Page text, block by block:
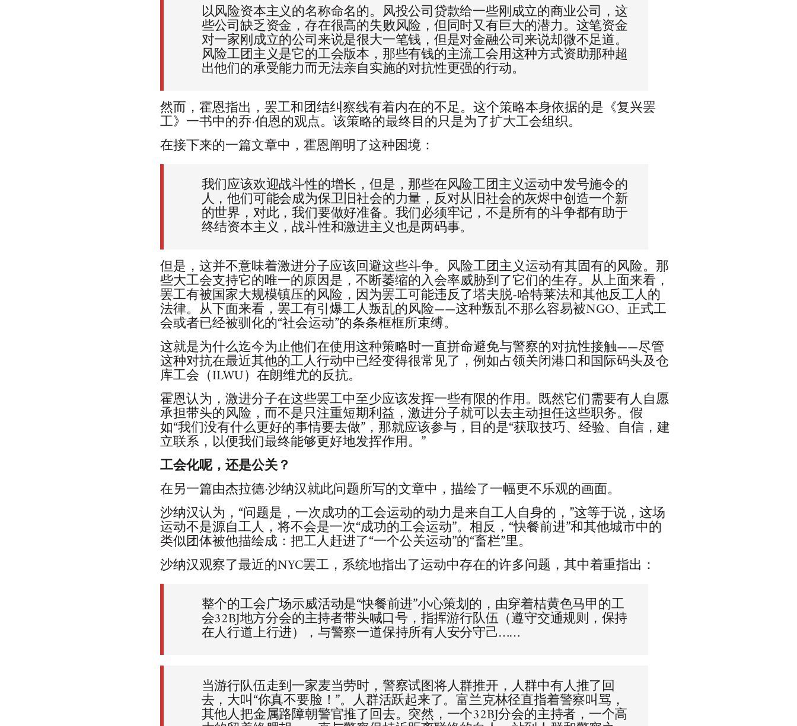
以风险资本主义的名称命名的。风投公司贷款给一些刚成立的商业公司，这
些公司缺乏资金，存在很高的失败风险，但同时又有巨大的潜力。这笔资金
对一家刚成立的公司来说是很大一笔钱，但是对金融公司来说却微不足道。
风险工团主义是它的工会版本，那些有钱的主流工会用这种方式资助那种超
出他们的承受能力而无法亲自实施的对抗性更强的行动。
然而，霍恩指出，罢工和团结纠察线有着内在的不足。这个策略本身依据的是《复兴罢
工》一书中的乔·伯恩的观点。该策略的最终目的只是为了扩大工会组织。
在接下来的一篇文章中，霍恩阐明了这种困境：
我们应该欢迎战斗性的增长，但是，那些在风险工团主义运动中发号施令的
人，他们可能会成为保卫旧社会的力量，反对从旧社会的灰烬中创造一个新
的世界，对此，我们要做好准备。我们必须牢记，不是所有的斗争都有助于
终结资本主义，战斗性和激进主义也是两码事。
但是，这并不意味着激进分子应该回避这些斗争。风险工团主义运动有其固有的风险。那
些大工会支持它的唯一的原因是，不断萎缩的入会率威胁到了它们的生存。从上面来看，
罢工有被国家大规模镇压的风险，因为罢工可能违反了塔夫脱-哈特莱法和其他反工人的
法律。从下面来看，罢工有引爆工人叛乱的风险——这种叛乱不那么容易被NGO、正式工
会或者已经被驯化的“社会运动”的条条框框所束缚。
这就是为什么迄今为止他们在使用这种策略时一直拼命避免与警察的对抗性接触——尽管
这种对抗在最近其他的工人行动中已经变得很常见了，例如占领关闭港口和国际码头及仓
库工会（ILWU）在朗维尤的反抗。
霍恩认为，激进分子在这些罢工中至少应该发挥一些有限的作用。既然它们需要有人自愿
承担带头的风险，而不是只注重短期利益，激进分子就可以去主动担任这些职务。假
如“我们没有什么更好的事情要去做”，那就应该参与，目的是“获取技巧、经验、自信，建
立联系，以便我们最终能够更好地发挥作用。”
工会化呢，还是公关？
在另一篇由杰拉德·沙纳汉就此问题所写的文章中，描绘了一幅更不乐观的画面。
沙纳汉认为，“问题是，一次成功的工会运动的动力是来自工人自身的，”这等于说，这场
运动不是源自工人，将不会是一次“成功的工会运动”。相反，“快餐前进”和其他城市中的
类似团体被他描绘成：把工人赶进了“一个公关运动”的“畜栏”里。
沙纳汉观察了最近的NYC罢工，系统地指出了运动中存在的许多问题，其中着重指出：
整个的工会广场示威活动是“快餐前进”小心策划的，由穿着桔黄色马甲的工
会32BJ地方分会的主持者带头喊口号，指挥游行队伍（遵守交通规则，保持
在人行道上行进），与警察一道保持所有人安分守己……
当游行队伍走到一家麦当劳时，警察试图将人群推开，人群中有人推了回
去，大叫“你真不要脸！”。人群活跃起来了。富兰克林径直指着警察叫骂，
其他人把金属路障朝警官推了回去。突然，一个32BJ分会的主持者，一个高